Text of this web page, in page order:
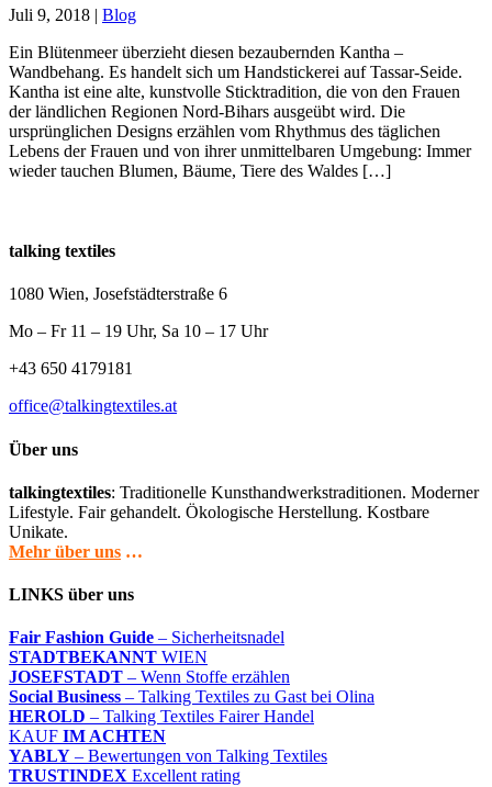
Juli 9, 2018 | Blog
Ein Blütenmeer überzieht diesen bezaubernden Kantha –
Wandbehang. Es handelt sich um Handstickerei auf Tassar-Seide.
Kantha ist eine alte, kunstvolle Sticktradition, die von den Frauen
der ländlichen Regionen Nord-Bihars ausgeübt wird. Die
ursprünglichen Designs erzählen vom Rhythmus des täglichen
Lebens der Frauen und von ihrer unmittelbaren Umgebung: Immer
wieder tauchen Blumen, Bäume, Tiere des Waldes […]
talking textiles
1080 Wien, Josefstädterstraße 6
Mo – Fr 11 – 19 Uhr, Sa 10 – 17 Uhr
+43 650 4179181
office@talkingtextiles.at
Über uns
talkingtextiles: Traditionelle Kunsthandwerkstraditionen. Moderner
Lifestyle. Fair gehandelt. Ökologische Herstellung. Kostbare
Unikate.
Mehr über uns …
LINKS über uns
Fair Fashion Guide – Sicherheitsnadel
STADTBEKANNT WIEN
JOSEFSTADT – Wenn Stoffe erzählen
Social Business – Talking Textiles zu Gast bei Olina
HEROLD – Talking Textiles Fairer Handel
KAUF IM ACHTEN
YABLY – Bewertungen von Talking Textiles
TRUSTINDEX Excellent rating